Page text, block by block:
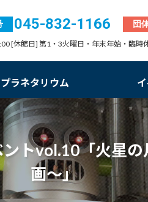
045-832-1166 団
[休館日] 第1・3火曜日・年末年始・臨時
プラネタリウム
トvol.10「火星
画～」